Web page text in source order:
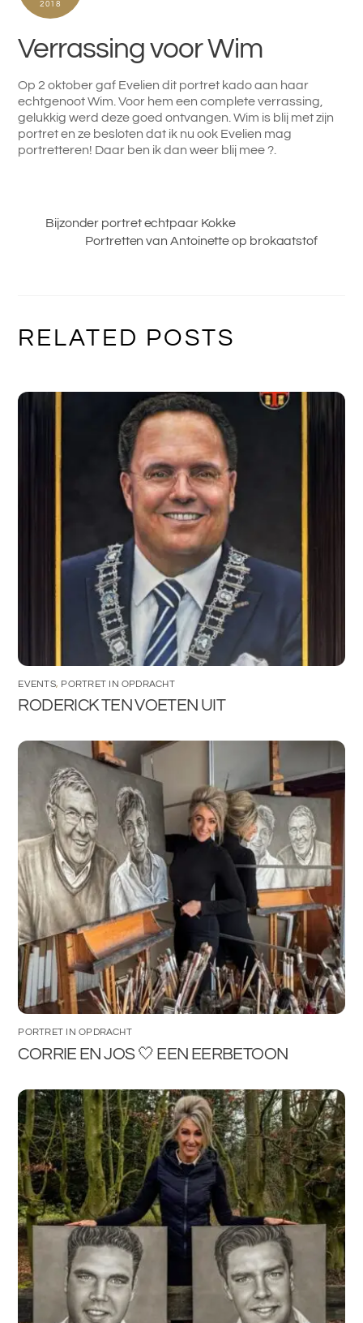
2018
Verrassing voor Wim
Op 2 oktober gaf Evelien dit portret kado aan haar
echtgenoot Wim. Voor hem een complete verrassing,
gelukkig werd deze goed ontvangen. Wim is blij met zijn
portret en ze besloten dat ik nu ook Evelien mag
portretteren! Daar ben ik dan weer blij mee ?.
Bijzonder portret echtpaar Kokke
Portretten van Antoinette op brokaatstof
RELATED POSTS
EVENTS, PORTRET IN OPDRACHT
RODERICK TEN VOETEN UIT
PORTRET IN OPDRACHT
CORRIE EN JOS 🤍 EEN EERBETOON